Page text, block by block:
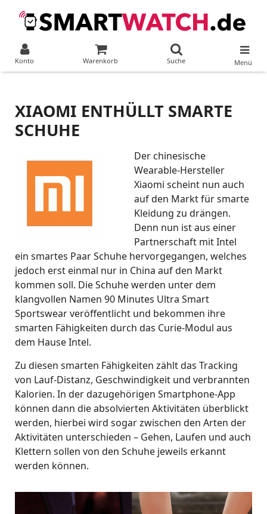
Konto Warenkorb Suche Menü
XIAOMI ENTHÜLLT SMARTE
SCHUHE
Der chinesische
Wearable-Hersteller
Xiaomi scheint nun auch
auf den Markt für smarte
Kleidung zu drängen.
Denn nun ist aus einer
Partnerschaft mit Intel
ein smartes Paar Schuhe hervorgegangen, welches
jedoch erst einmal nur in China auf den Markt
kommen soll. Die Schuhe werden unter dem
klangvollen Namen 90 Minutes Ultra Smart
Sportswear veröffentlicht und bekommen ihre
smarten Fähigkeiten durch das Curie-Modul aus
dem Hause Intel.
Zu diesen smarten Fähigkeiten zählt das Tracking
von Lauf-Distanz, Geschwindigkeit und verbrannten
Kalorien. In der dazugehörigen Smartphone-App
können dann die absolvierten Aktivitäten überblickt
werden, hierbei wird sogar zwischen den Arten der
Aktivitäten unterschieden – Gehen, Laufen und auch
Klettern sollen von den Schuhe jeweils erkannt
werden können.